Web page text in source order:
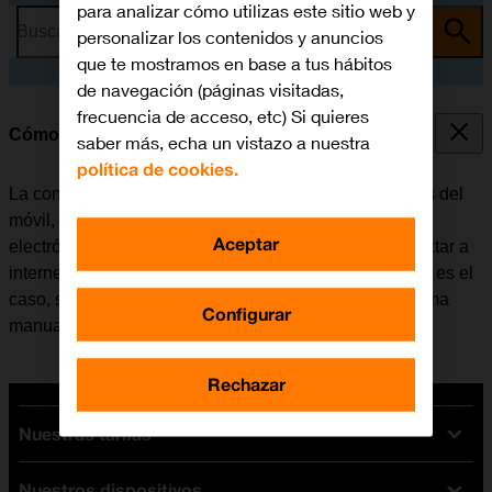
Busca por problema o tema
Cómo configurar el móvil para internet
La conexión de internet se utiliza en muchas funciones del
móvil, por ejemplo, al usar el navegador, recibir correo
electrónico, instalar apps, etc. El móvil se puede conectar a
internet una vez se haya insertado la tarjeta SIM. Si no es el
caso, se puede configurar el móvil para internet de forma
manual.
Nuestras tarifas
para analizar cómo utilizas este sitio web y
personalizar los contenidos y anuncios
que te mostramos en base a tus hábitos
de navegación (páginas visitadas,
frecuencia de acceso, etc) Si quieres
saber más, echa un vistazo a nuestra
política de cookies.
Configurar
Rechazar
Aceptar